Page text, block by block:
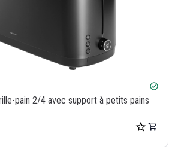
check_circle
pain 2/4 avec support à petits pains